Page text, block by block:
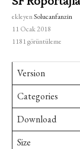
ekleyenSolucanfanzin
11 Ocak 2018
1181görüntüleme
Version
Categories
Download
Size